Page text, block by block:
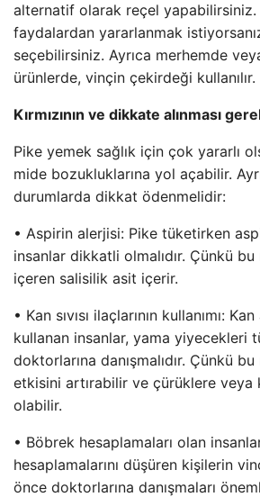
alternatif olarak reçel yapabilirsiniz.
faydalardan yararlanmak
seçebilirsiniz. Ayrıca merhemde
ürünlerde, vinçin çekirdeği kullanılır.
Kırmızının ve dikkate alınması
Pike yemek sağlık için çok yararlı
mide bozukluklarına yol açabilir.
durumlarda dikkat ödenmelidir:
• Aspirin alerjisi: Pike tüketirken
insanlar dikkatli olmalıdır. Çünkü
içeren salisilik asit içerir.
• Kan sıvısı ilaçlarının kullanımı:
kullanan insanlar, yama yiyecekleri
doktorlarına danışmalıdır. Çünkü
etkisini artırabilir ve çürüklere veya
olabilir.
• Böbrek hesaplamaları olan
hesaplamalarını düşüren kişilerin
önce doktorlarına danışmaları